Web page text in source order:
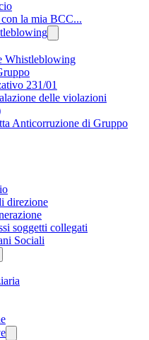
la mia BCC...
Whistleblowing
231/01
delle violazioni
Anticorruzione di Gruppo
direzione
soggetti collegati
Sociali